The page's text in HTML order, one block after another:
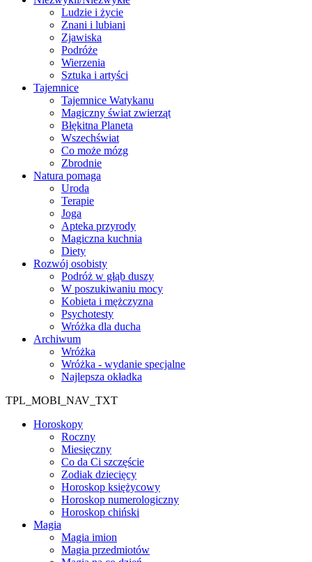
Ludzie i życie
Znani i lubiani
Zjawiska
Podróże
Wierzenia
Sztuka i artyści
Tajemnice
Tajemnice Watykanu
Magiczny świat zwierząt
Błękitna Planeta
Wszechświat
Co może mózg
Zbrodnie
Natura pomaga
Uroda
Terapie
Joga
Apteka przyrody
Magiczna kuchnia
Diety
Rozwój osobisty
Podróż w głąb duszy
W poszukiwaniu mocy
Kobieta i mężczyzna
Psychotesty
Wróżka dla ducha
Archiwum
Wróżka
Wróżka - wydanie specjalne
Najlepsza okładka
TPL_MOBI_NAV_TXT
Horoskopy
Roczny
Miesięczny
Co da Ci szczęście
Zodiak dziecięcy
Horoskop księżycowy
Horoskop numerologiczny
Horoskop chiński
Magia
Magia imion
Magia przedmiotów